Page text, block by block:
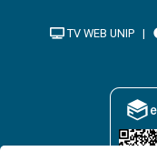
TV WEB UNIP |